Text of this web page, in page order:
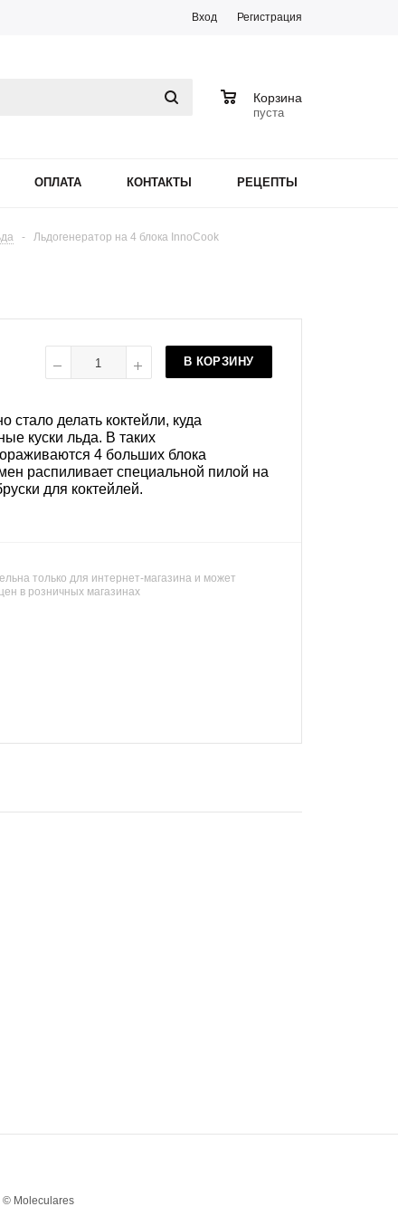
Вход Регистрация
Корзина
пуста
ОПЛАТА КОНТАКТЫ РЕЦЕПТЫ
- Льдогенератор на 4 блока InnoCook
В КОРЗИНУ
делать коктейли, куда
куски льда. В таких
4 больших блока
распиливает специальной пилой на
для коктейлей.
только для интернет-магазина и может
в розничных магазинах
© Moleculares